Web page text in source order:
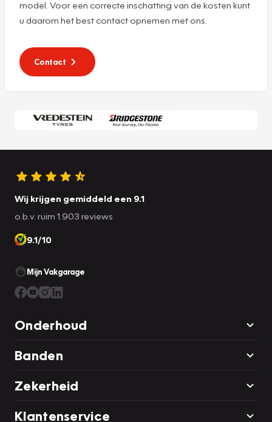
model. Voor een correcte inschatting van de kosten kunt
u daarom het best contact opnemen met ons.
Contact
Wij krijgen gemiddeld een 9.1
o.b.v. ruim 1.903 reviews
9.1/10
Mijn Vakgarage
Onderhoud
Banden
Zekerheid
Klantenservice